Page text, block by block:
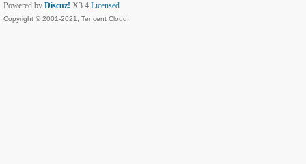
Powered by Discuz! X3.4 Licensed
Copyright © 2001-2021, Tencent Cloud.